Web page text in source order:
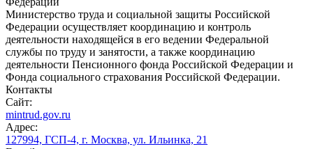
Министерство труда и социальной защиты Российской
Федерации осуществляет координацию и контроль
деятельности находящейся в его ведении Федеральной
службы по труду и занятости, а также координацию
деятельности Пенсионного фонда Российской Федерации и
Фонда социального страхования Российской Федерации.
Контакты
Сайт:
mintrud.gov.ru
Адрес:
127994, ГСП-4, г. Москва, ул. Ильинка, 21